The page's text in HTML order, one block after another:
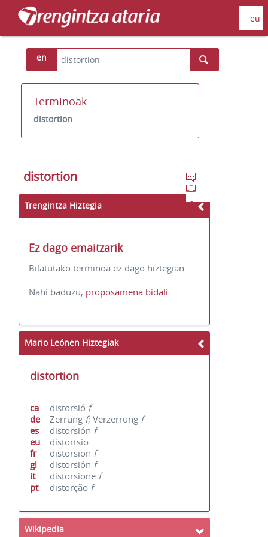
en
Terminoak
distortion
distortion
Trengintza Hiztegia
Ez dago emaitzarik
Bilatutako terminoa ez dago hiztegian.
Nahi baduzu, proposamena bidali.
Mario Leónen Hiztegiak
distortion
ca distorsió f
de
Zerrung f; Verzerrung f
es
distorsión f
eu
distortsio
fr
distorsion f
gl
distorsión f
it
distorsione f
pt
distorção f
Wikipedia